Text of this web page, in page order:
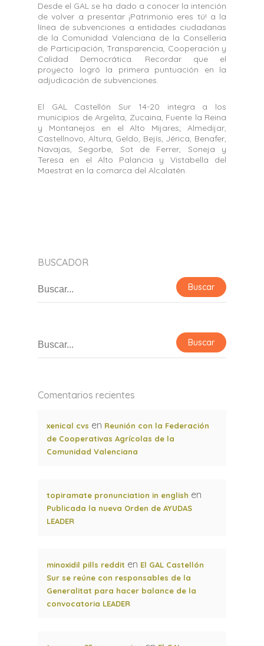
Desde el GAL se ha dado a conocer la intención
de volver a presentar ¡Patrimonio eres tú! a la
línea de subvenciones a entidades ciudadanas
de la Comunidad Valenciana de la Conselleria
de Participación, Transparencia, Cooperación y
Calidad Democrática. Recordar que el
proyecto logró la primera puntuación en la
adjudicación de subvenciones.
El GAL Castellón Sur 14-20 integra a los
municipios de Argelita, Zucaina, Fuente la Reina
y Montanejos en el Alto Mijares; Almedijar,
Castellnovo, Altura, Geldo, Bejís, Jérica, Benafer,
Navajas, Segorbe, Sot de Ferrer, Soneja y
Teresa en el Alto Palancia y Vistabella del
Maestrat en la comarca del Alcalatén.
BUSCADOR
Comentarios recientes
xenical cvs en Reunión con la Federación
de Cooperativas Agrícolas de la
Comunidad Valenciana
topiramate pronunciation in english en
Publicada la nueva Orden de AYUDAS
LEADER
minoxidil pills reddit en El GAL Castellón
Sur se reúne con responsables de la
Generalitat para hacer balance de la
convocatoria LEADER